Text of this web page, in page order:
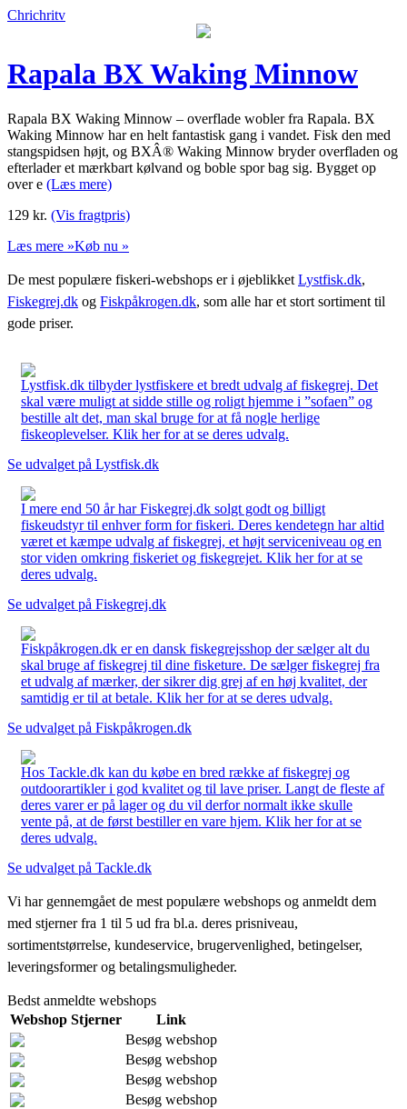
Chrichritv
Rapala BX Waking Minnow
Rapala BX Waking Minnow – overflade wobler fra Rapala. BX
Waking Minnow har en helt fantastisk gang i vandet. Fisk den med
stangspidsen højt, og BXÂ® Waking Minnow bryder overfladen og
efterlader et mærkbart kølvand og boble spor bag sig. Bygget op
over e (Læs mere)
129 kr. (Vis fragtpris)
Læs mere »Køb nu »
De mest populære fiskeri-webshops er i øjeblikket Lystfisk.dk,
Fiskegrej.dk og Fiskpåkrogen.dk, som alle har et stort sortiment til
gode priser.
Lystfisk.dk tilbyder lystfiskere et bredt udvalg af fiskegrej. Det
skal være muligt at sidde stille og roligt hjemme i ”sofaen” og
bestille alt det, man skal bruge for at få nogle herlige
fiskeoplevelser. Klik her for at se deres udvalg.
Se udvalget på Lystfisk.dk
I mere end 50 år har Fiskegrej.dk solgt godt og billigt
fiskeudstyr til enhver form for fiskeri. Deres kendetegn har altid
været et kæmpe udvalg af fiskegrej, et højt serviceniveau og en
stor viden omkring fiskeriet og fiskegrejet. Klik her for at se
deres udvalg.
Se udvalget på Fiskegrej.dk
Fiskpåkrogen.dk er en dansk fiskegrejsshop der sælger alt du
skal bruge af fiskegrej til dine fisketure. De sælger fiskegrej fra
et udvalg af mærker, der sikrer dig grej af en høj kvalitet, der
samtidig er til at betale. Klik her for at se deres udvalg.
Se udvalget på Fiskpåkrogen.dk
Hos Tackle.dk kan du købe en bred række af fiskegrej og
outdoorartikler i god kvalitet og til lave priser. Langt de fleste af
deres varer er på lager og du vil derfor normalt ikke skulle
vente på, at de først bestiller en vare hjem. Klik her for at se
deres udvalg.
Se udvalget på Tackle.dk
Vi har gennemgået de mest populære webshops og anmeldt dem
med stjerner fra 1 til 5 ud fra bl.a. deres prisniveau,
sortimentstørrelse, kundeservice, brugervenlighed, betingelser,
leveringsformer og betalingsmuligheder.
Bedst anmeldte webshops
Webshop Stjerner
Link
Besøg webshop
Besøg webshop
Besøg webshop
Besøg webshop